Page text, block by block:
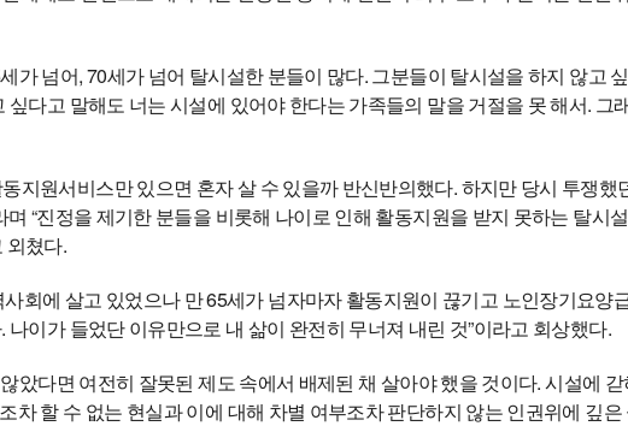
넘어, 70세가 넘어 탈시설한 분들이 많다. 그분들이 탈시설을 하지 않고
다고 말해도 너는 시설에 있어야 한다는 가족들의 말을 거절을 못 해서. 그
지원서비스만 있으면 혼자 살 수 있을까 반신반의했다. 하지만 당시 투쟁했
“진정을 제기한 분들을 비롯해 나이로 인해 활동지원을 받지 못하는 탈시
외쳤다.
회에 살고 있었으나 만 65세가 넘자마자 활동지원이 끊기고 노인장기요양
이가 들었단 이유만으로 내 삶이 완전히 무너져 내린 것”이라고 회상했다.
았다면 여전히 잘못된 제도 속에서 배제된 채 살아야 했을 것이다. 시설에
할 수 없는 현실과 이에 대해 차별 여부조차 판단하지 않는 인권위에 깊은